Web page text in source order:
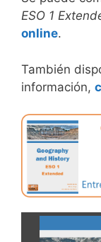
ESO 1
online.
También
información,